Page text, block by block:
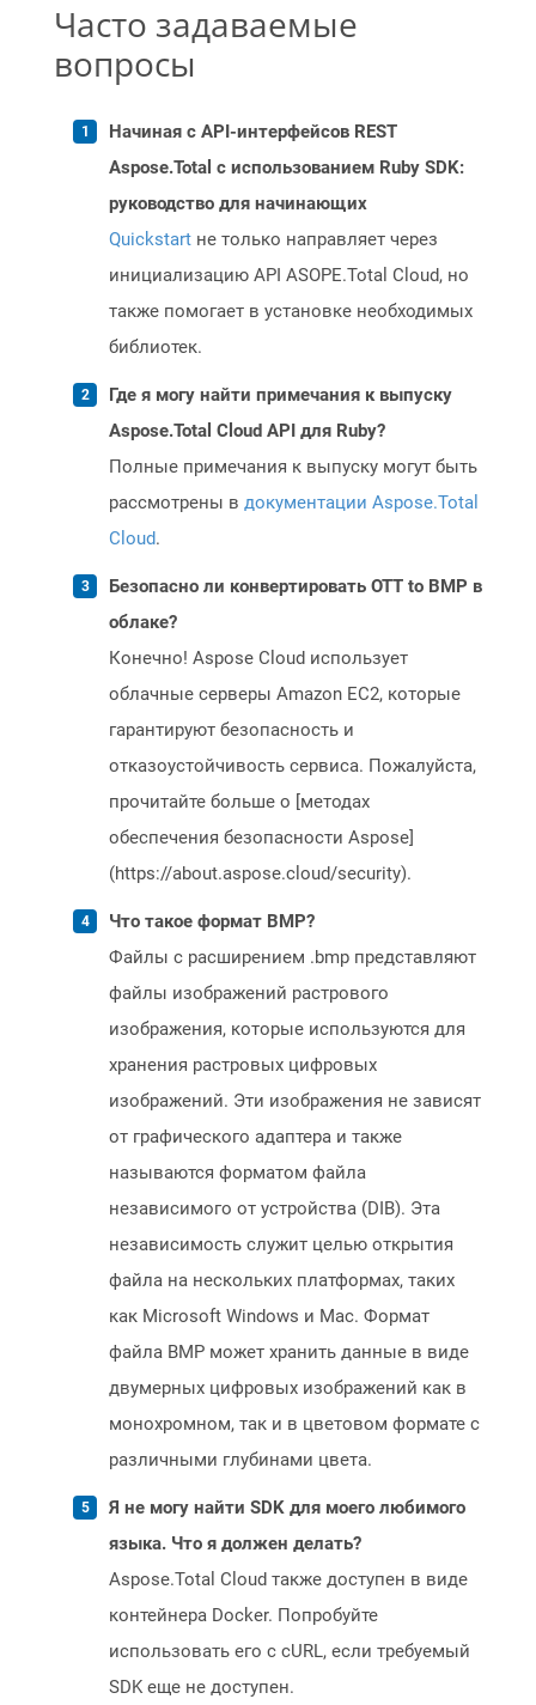
Часто задаваемые
вопросы
Начиная с API-интерфейсов REST
Aspose.Total с использованием Ruby SDK:
руководство для начинающих
Quickstart не только направляет через
инициализацию API ASOPE.Total Cloud, но
также помогает в установке необходимых
библиотек.
Где я могу найти примечания к выпуску
Aspose.Total Cloud API для Ruby?
Полные примечания к выпуску могут быть
рассмотрены в документации Aspose.Total
Cloud.
Безопасно ли конвертировать OTT to BMP в
облаке?
Конечно! Aspose Cloud использует
облачные серверы Amazon EC2, которые
гарантируют безопасность и
отказоустойчивость сервиса. Пожалуйста,
прочитайте больше о [методах
обеспечения безопасности Aspose]
(https://about.aspose.cloud/security).
Что такое формат BMP?
Файлы с расширением .bmp представляют
файлы изображений растрового
изображения, которые используются для
хранения растровых цифровых
изображений. Эти изображения не зависят
от графического адаптера и также
называются форматом файла
независимого от устройства (DIB). Эта
независимость служит целью открытия
файла на нескольких платформах, таких
как Microsoft Windows и Mac. Формат
файла BMP может хранить данные в виде
двумерных цифровых изображений как в
монохромном, так и в цветовом формате с
различными глубинами цвета.
Я не могу найти SDK для моего любимого
языка. Что я должен делать?
Aspose.Total Cloud также доступен в виде
контейнера Docker. Попробуйте
использовать его с cURL, если требуемый
SDK еще не доступен.